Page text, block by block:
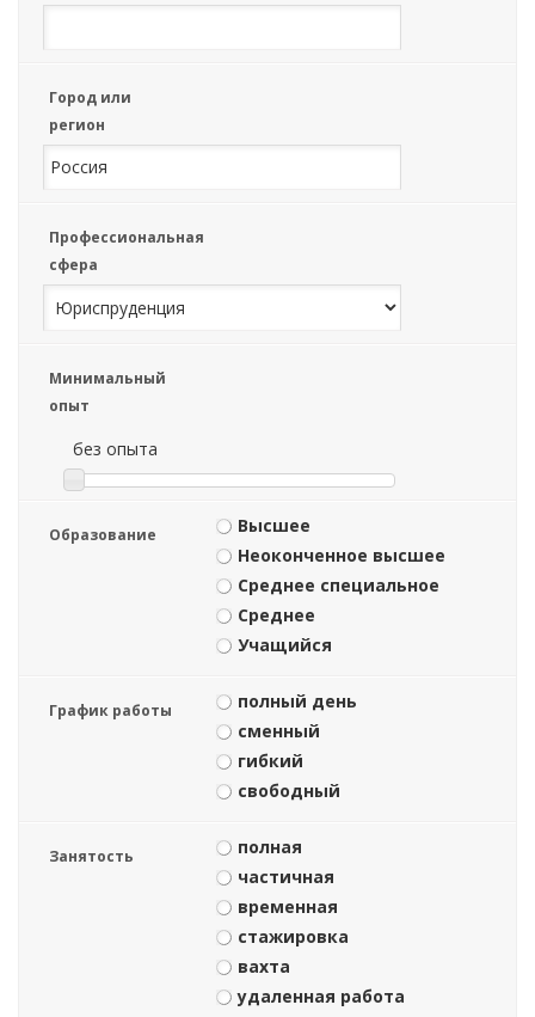
Город или
регион
Профессиональная
сфера
Минимальный
опыт
без опыта
Образование
Высшее
Неоконченное высшее
Среднее специальное
Среднее
Учащийся
График работы
полный день
сменный
гибкий
свободный
Занятость
полная
частичная
временная
стажировка
вахта
удаленная работа